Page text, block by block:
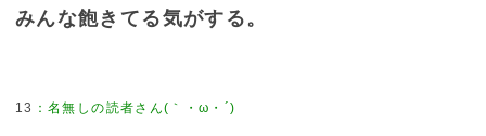
みんな飽きてる気がする。
13 ：名無しの読者さん(｀・ω・´)